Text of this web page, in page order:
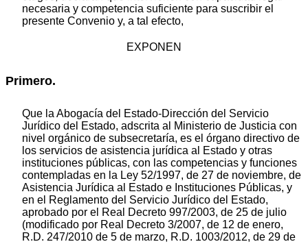
necesaria y competencia suficiente para suscribir el
presente Convenio y, a tal efecto,
EXPONEN
Primero.
Que la Abogacía del Estado-Dirección del Servicio
Jurídico del Estado, adscrita al Ministerio de Justicia con
nivel orgánico de subsecretaría, es el órgano directivo de
los servicios de asistencia jurídica al Estado y otras
instituciones públicas, con las competencias y funciones
contempladas en la Ley 52/1997, de 27 de noviembre, de
Asistencia Jurídica al Estado e Instituciones Públicas, y
en el Reglamento del Servicio Jurídico del Estado,
aprobado por el Real Decreto 997/2003, de 25 de julio
(modificado por Real Decreto 3/2007, de 12 de enero,
R.D. 247/2010 de 5 de marzo, R.D. 1003/2012, de 29 de